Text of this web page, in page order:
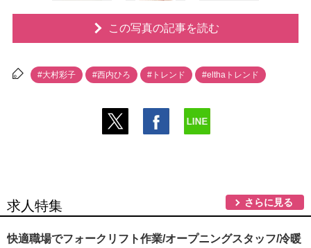
この写真の記事を読む
#大村彩子 #西内ひろ #トレンド #elthaトレンド
求人特集 さらに見る
快適職場でフォークリフト作業/オープニングスタッフ/冷暖